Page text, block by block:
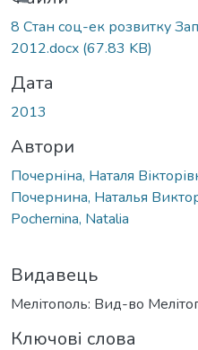
Вантажиться...
8 Стан соц-ек розвитку
2012.docx (67.83 KB)
Дата
2013
Автори
Почерніна, Наталя
Почернина, Наталья
Pochernina, Natalia
Видавець
Мелітополь: Вид-во
Ключові слова